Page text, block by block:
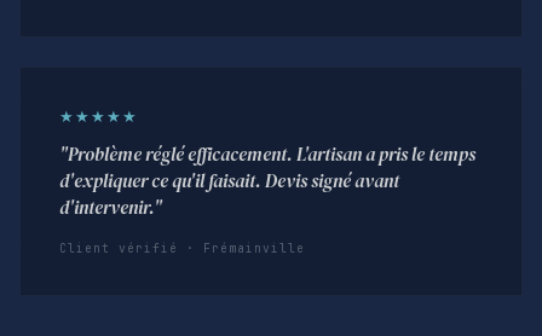
★★★★★
"Problème réglé efficacement. L'artisan a pris le temps
d'expliquer ce qu'il faisait. Devis signé avant
d'intervenir."
Client vérifié · Frémainville